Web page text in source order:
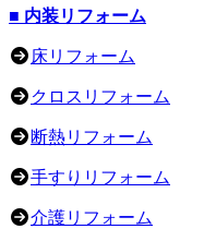
■ 内装リフォーム
床リフォーム
クロスリフォーム
断熱リフォーム
手すりリフォーム
介護リフォーム